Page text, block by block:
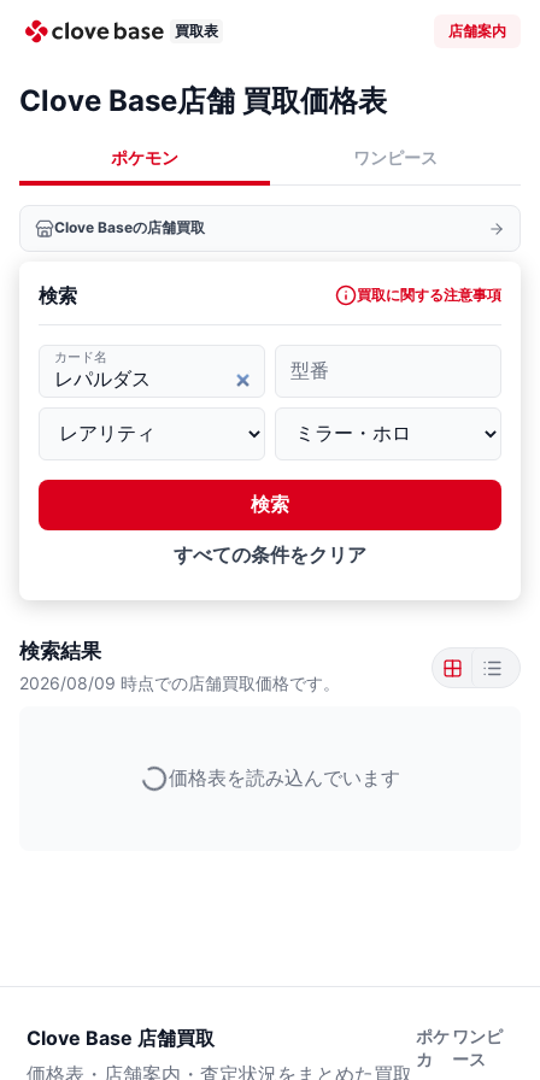
買取表 店舗案内
Clove Base店舗 買取価格表
ポケモン ワンピース
Clove Baseの店舗買取
検索 買取に関する注意事項
カード名
型番
検索
すべての条件をクリア
検索結果
2026/08/09 時点での店舗買取価格です。
価格表を読み込んでいます
Clove Base 店舗買取
価格表・店舗案内・査定状況をまとめた買取
ポケ
カ
ワンピ
ース